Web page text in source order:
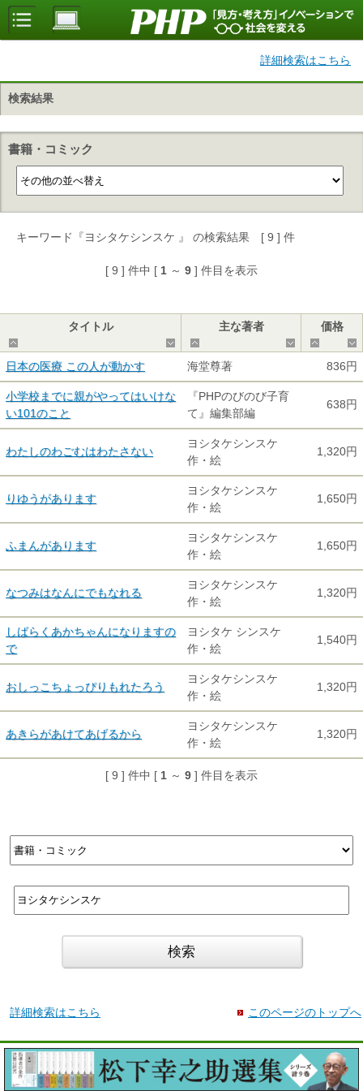
詳細検索はこちら
検索結果
書籍・コミック
キーワード『ヨシタケシンスケ 』 の検索結果 [ 9 ] 件
[ 9 ] 件中 [ 1 ～ 9 ] 件目を表示
タイトル
主な著者
価格
日本の医療 この人が動かす
海堂尊著 836円
小学校までに親がやってはいけな
い101のこと
『PHPのびのび子育
て』編集部編
638円
わたしのわごむはわたさない
ヨシタケシンスケ
作・絵
1,320円
りゆうがあります
ヨシタケシンスケ
作・絵
1,650円
ふまんがあります
ヨシタケシンスケ
作・絵
1,650円
なつみはなんにでもなれる
ヨシタケシンスケ
作・絵
1,320円
しばらくあかちゃんになりますの
で
ヨシタケ シンスケ
作・絵
1,540円
おしっこちょっぴりもれたろう
ヨシタケシンスケ
作・絵
1,320円
あきらがあけてあげるから
ヨシタケシンスケ
作・絵
1,320円
[ 9 ] 件中 [ 1 ～ 9 ] 件目を表示
詳細検索はこちら このページのトップへ